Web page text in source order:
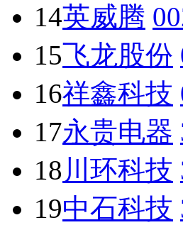
14英威腾
15飞龙股份
16祥鑫科技
17永贵电器
18 川环科技
19中石科技